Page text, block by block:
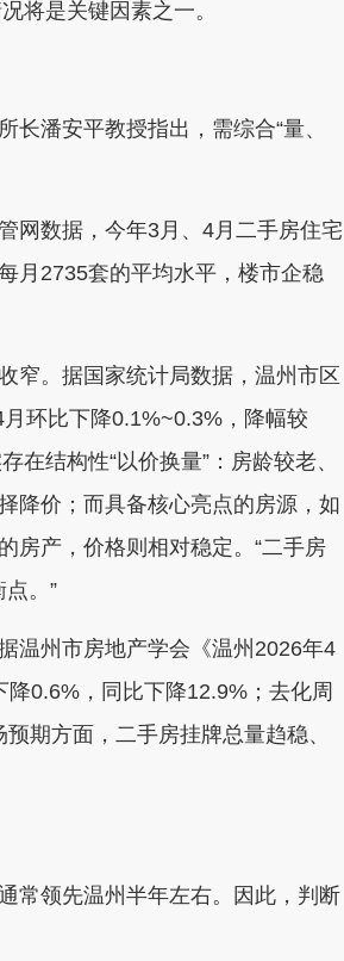
将是关键因素之一。
潘安平教授指出，需综合“量、
数据，今年3月、4月二手房住宅
月2735套的平均水平，楼市企稳
。据国家统计局数据，温州市区
环比下降0.1%~0.3%，降幅较
结构性“以价换量”：房龄较老、
降价；而具备核心亮点的房源，如
房产，价格则相对稳定。“二手房
。”
州市房地产学会《温州2026年4
0.6%，同比下降12.9%；去化周
期方面，二手房挂牌总量趋稳、
领先温州半年左右。因此，判断